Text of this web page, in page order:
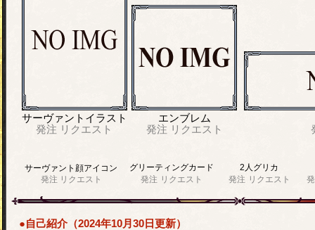
サーヴァントイラスト
発注 リクエスト
エンブレム
発注 リクエスト
サーヴァント顔アイコン
発注 リクエスト
グリーティングカード
発注 リクエスト
2人グリカ
発注 リクエスト
●自己紹介（2024年10月30日更新）